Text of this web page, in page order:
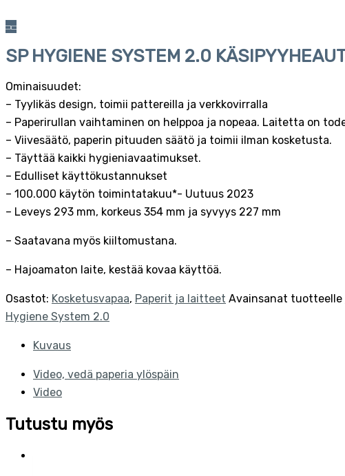
SP HYGIENE SYSTEM 2.0
Ominaisuudet:
– Tyylikäs design, toimii pattereilla ja verkkovirralla
– Paperirullan vaihtaminen on helppoa ja nopeaa. Laitetta on
– Viivesäätö, paperin pituuden säätö ja toimii ilman kosketusta.
– Täyttää kaikki hygieniavaatimukset.
– Edulliset käyttökustannukset
– 100.000 käytön toimintatakuu*- Uutuus 2023
– Leveys 293 mm, korkeus 354 mm ja syvyys 227 mm
– Saatavana myös kiiltomustana.
– Hajoamaton laite, kestää kovaa käyttöä.
Osastot: Kosketusvapaa, Paperit ja laitteet Avainsanat tuotteelle
Hygiene System 2.0
Kuvaus
Video, vedä paperia ylöspäin
Video
Tutustu myös